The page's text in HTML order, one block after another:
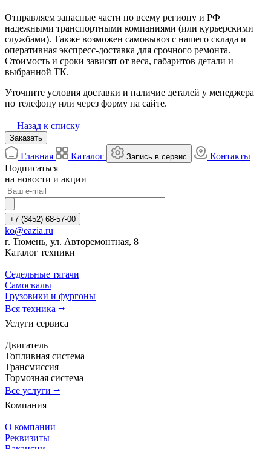
Отправляем запасные части по всему региону и РФ
надежными транспортными компаниями (или курьерскими
службами). Также возможен самовывоз с нашего склада и
оперативная экспресс-доставка для срочного ремонта.
Стоимость и сроки зависят от веса, габаритов детали и
выбранной ТК.
Уточните условия доставки и наличие деталей у менеджера
по телефону или через форму на сайте.
Назад к списку
Заказать
Главная Каталог Запись в сервис
Контакты
Подписаться
на новости и акции
+7 (3452) 68-57-00
ko@eazia.ru
г. Тюмень, ул. Авторемонтная, 8
Каталог техники
Седельные тягачи
Самосвалы
Грузовики и фургоны
Вся техника ⭢
Услуги сервиса
Двигатель
Топливная система
Трансмиссия
Тормозная система
Все услуги ⭢
Компания
О компании
Реквизиты